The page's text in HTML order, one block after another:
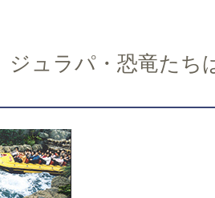
ジュラパ・恐竜たち